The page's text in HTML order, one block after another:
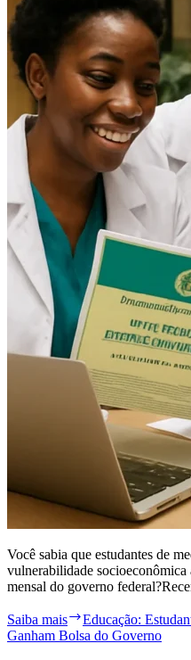
Você sabia que estudantes de
vulnerabilidade
mensal do governo
Saiba mais
Educação:
Ganham Bolsa do Governo